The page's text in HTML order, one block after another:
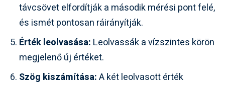
távcsövet elfordítják a második mérési pont felé,
és ismét pontosan ráirányítják.
Érték leolvasása: Leolvassák a vízszintes körön
megjelenő új értéket.
Szög kiszámítása:A két leolvasott érték